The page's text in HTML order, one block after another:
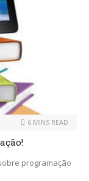
6 MINS READ
programação